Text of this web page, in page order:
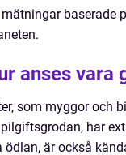
baserade
anses vara
som myggor och
har
ödlan, är också